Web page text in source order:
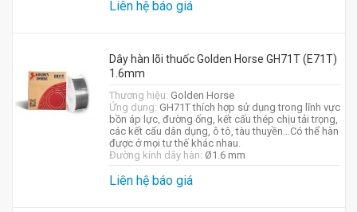
Liên hệ báo giá
Dây hàn lõi thuốc Golden Horse GH71T (E71T)
1.6mm
Thương hiệu: Golden Horse
Ứng dụng: GH71T thích hợp sử dụng trong lĩnh vực
bồn áp lực, đường ống, kết cấu thép chịu tải trọng,
các kết cấu dân dụng, ô tô, tàu thuyền…Có thể hàn
được ở mọi tư thế khác nhau.
Đường kính dây hàn: Ø1.6 mm
Liên hệ báo giá